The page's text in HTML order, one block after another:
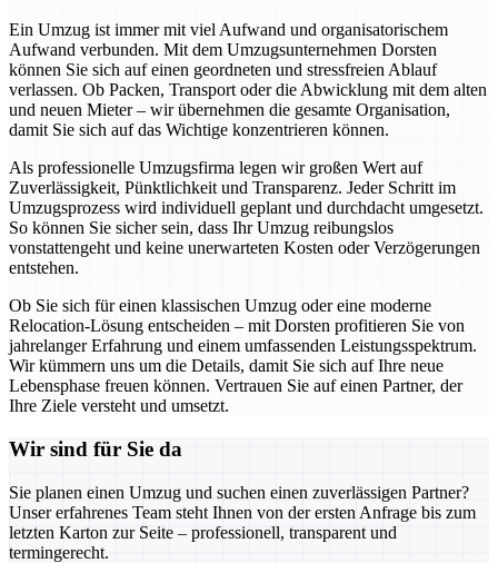
Ein Umzug ist immer mit viel Aufwand und organisatorischem
Aufwand verbunden. Mit dem Umzugsunternehmen Dorsten
können Sie sich auf einen geordneten und stressfreien Ablauf
verlassen. Ob Packen, Transport oder die Abwicklung mit dem alten
und neuen Mieter – wir übernehmen die gesamte Organisation,
damit Sie sich auf das Wichtige konzentrieren können.
Als professionelle Umzugsfirma legen wir großen Wert auf
Zuverlässigkeit, Pünktlichkeit und Transparenz. Jeder Schritt im
Umzugsprozess wird individuell geplant und durchdacht umgesetzt.
So können Sie sicher sein, dass Ihr Umzug reibungslos
vonstattengeht und keine unerwarteten Kosten oder Verzögerungen
entstehen.
Ob Sie sich für einen klassischen Umzug oder eine moderne
Relocation-Lösung entscheiden – mit Dorsten profitieren Sie von
jahrelanger Erfahrung und einem umfassenden Leistungsspektrum.
Wir kümmern uns um die Details, damit Sie sich auf Ihre neue
Lebensphase freuen können. Vertrauen Sie auf einen Partner, der
Ihre Ziele versteht und umsetzt.
Wir sind für Sie da
Sie planen einen Umzug und suchen einen zuverlässigen Partner?
Unser erfahrenes Team steht Ihnen von der ersten Anfrage bis zum
letzten Karton zur Seite – professionell, transparent und
termingerecht.